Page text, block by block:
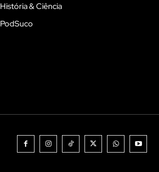
História & Ciência
PodSuco